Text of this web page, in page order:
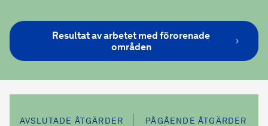
Resultat av arbetet med förorenade
områden
AVSLUTADE ÅTGÄRDER PÅGÅENDE ÅTGÄRDER